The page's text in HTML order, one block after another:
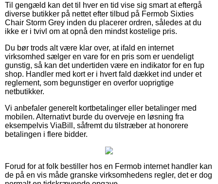
Til gengæld kan det til hver en tid vise sig smart at eftergå
diverse butikker på nettet efter tilbud på Fermob Sixties
Chair Storm Grey inden du placerer ordren, således at du
ikke er i tvivl om at opnå den mindst kostelige pris.
Du bør trods alt være klar over, at ifald en internet
virksomhed sælger en vare for en pris som er uendeligt
gunstig, så kan det undertiden være en indikator for en fup
shop. Handler med kort er i hvert fald dækket ind under et
reglement, som begunstiger en overfor uoprigtige
netbutikker.
Vi anbefaler generelt kortbetalinger eller betalinger med
mobilen. Alternativt burde du overveje en løsning fra
eksempelvis ViaBill, såfremt du tilstræber at honorere
betalingen i flere bidder.
Forud for at folk bestiller hos en Fermob internet handler kan
de på en vis måde granske virksomhedens regler, det er dog